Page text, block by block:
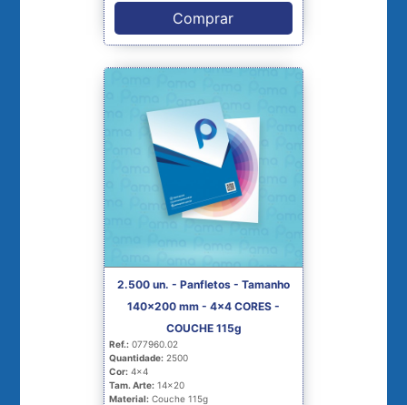
Comprar
2.500 un. - Panfletos - Tamanho
140x200 mm - 4x4 CORES -
COUCHE 115g
Ref.: 077960.02
Quantidade: 2500
Cor: 4x4
Tam. Arte: 14x20
Material: Couche 115g